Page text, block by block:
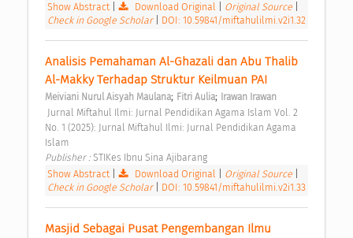
Show Abstract| Download Original Original Source
Check in Google Scholar
DOI: 10.59841/miftahulilmi.v2i1.32
Analisis Pemahaman Al-Ghazali dan Abu Thalib
Al-Makky Terhadap Struktur Keilmuan PAI
Meiviani Nurul Aisyah Maulana; Fitri Aulia; Irawan Irawan
No. 1 (2025): Jurnal Miftahul Ilmi: Jurnal Pendidikan Agama
Islam
Publisher : STIKes Ibnu Sina Ajibarang
Show Abstract| Download Original Original Source
Check in Google Scholar
DOI: 10.59841/miftahulilmi.v2i1.33
Masjid Sebagai Pusat Pengembangan Ilmu